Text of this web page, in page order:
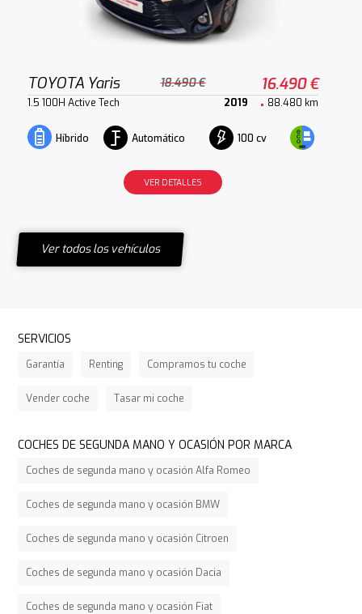
TOYOTA Yaris 18.490 € 16.490 €
1.5 100H Active Tech 2019 88.480 km
Híbrido Automático 100 cv
VER DETALLES
Ver todos los vehículos
SERVICIOS
Garantía Renting Compramos tu coche
Vender coche Tasar mi coche
COCHES DE SEGUNDA MANO Y OCASIÓN POR MARCA
Coches de segunda mano y ocasión Alfa Romeo
Coches de segunda mano y ocasión BMW
Coches de segunda mano y ocasión Citroen
Coches de segunda mano y ocasión Dacia
Coches de segunda mano y ocasión Fiat